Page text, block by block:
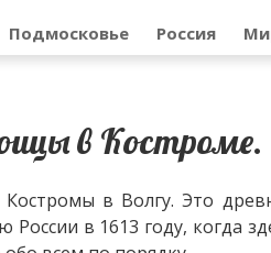
Подмосковье Россия
в Костроме.
в Волгу. Это
в 1613 году, когда